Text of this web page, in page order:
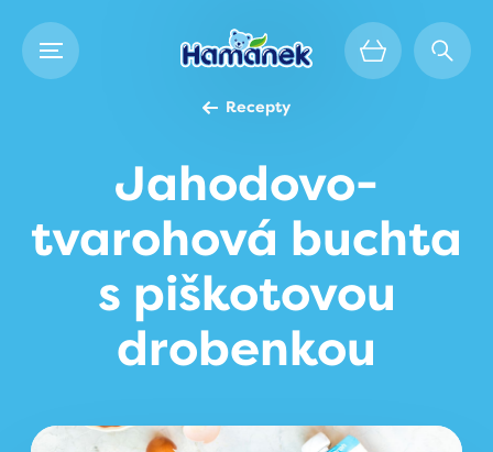
Recepty
Jahodovo-
tvarohová buchta
s piškotovou
drobenkou